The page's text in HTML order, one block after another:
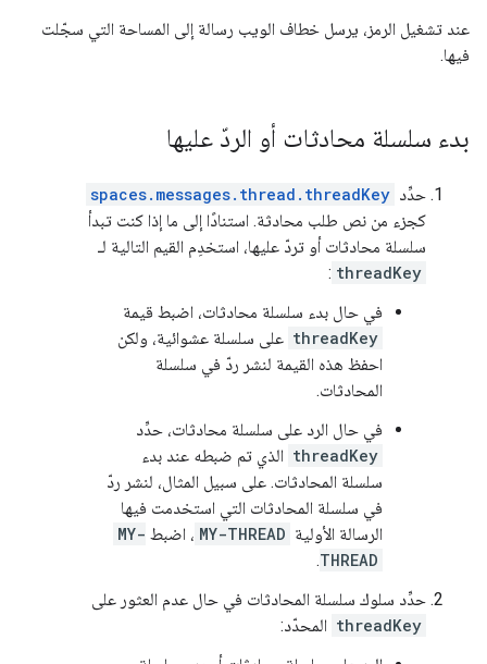
عند تشغيل الرمز، يرسل خطاف الويب رسالة إلى المساحة التي سجّلت
فيها.
بدء سلسلة محادثات أو الردّ عليها
حدِّد spaces.messages.thread.threadKey
كجزء من نص طلب محادثة. استنادًا إلى ما إذا كنت تبدأ
سلسلة محادثات أو تردّ عليها، استخدِم القيم التالية لـ
threadKey
:
في حال بدء سلسلة محادثات، اضبط قيمة
threadKey على سلسلة عشوائية، ولكن
احفظ هذه القيمة لنشر ردّ في سلسلة
المحادثات.
في حال الرد على سلسلة محادثات، حدِّد
threadKey الذي تم ضبطه عند بدء
سلسلة المحادثات. على سبيل المثال، لنشر ردّ
في سلسلة المحادثات التي استخدمت فيها
الرسالة الأولية MY-THREAD ، اضبط MY-
THREAD
.
حدِّد سلوك سلسلة المحادثات في حال عدم العثور على
threadKey المحدّد: